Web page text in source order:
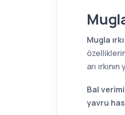
Mugla
arı
Bal
yavru